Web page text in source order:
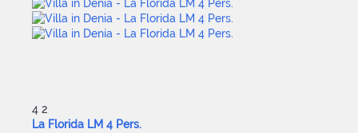
4 2
La Florida LM 4 Pers.